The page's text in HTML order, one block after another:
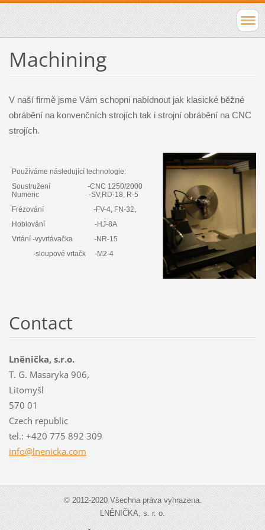
Machining
V naší firmě jsme Vám schopni nabídnout jak klasické běžné
obrábění na konvenčních strojích tak i strojní obrábění na CNC
strojích.
Používáme následující technologie:
Soustružení -CNC 1250/2000
Numeric -SV,RD-18, R-5
Frézování -FV-4, FN-32,
Hoblování -HJ-8A
Vrtání -vyvrtávačka -NR-15
-sloupové vrtačk -M2-4
Contact
Lněnička, s.r.o.
T. G. Masaryka 906,
Litomyšl
570 01
Czech republic
tel.: +420 775 892 309
info@lnenicka.com
© 2012-2020 Všechna práva vyhrazena.
LNĚNIČKA, s. r. o.